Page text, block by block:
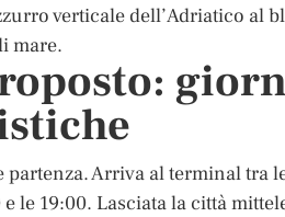
verticale dell’Adriatico
mare.
partenza. Arriva al terminal tra
le 19:00. Lasciata la città